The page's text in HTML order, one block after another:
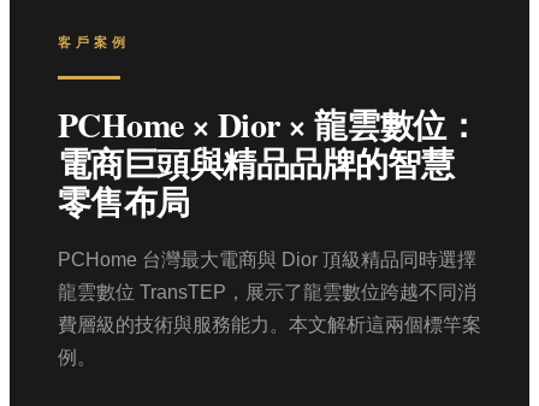
客戶案例
PCHome × Dior × 龍雲數位：
電商巨頭與精品品牌的智慧
零售布局
PCHome 台灣最大電商與 Dior 頂級精品同時選擇
龍雲數位 TransTEP，展示了龍雲數位跨越不同消
費層級的技術與服務能力。本文解析這兩個標竿案
例。